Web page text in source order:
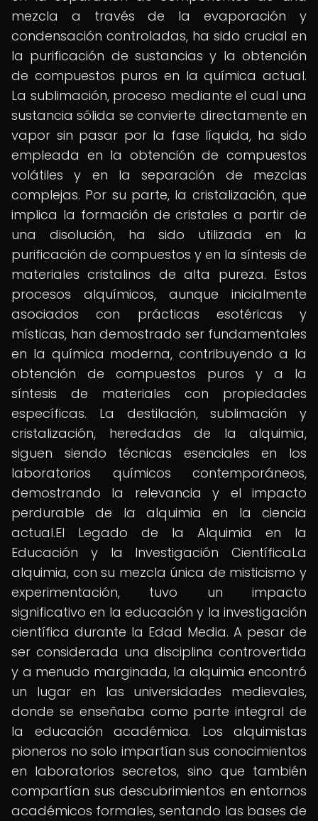
mezcla a través de la evaporación y
condensación controladas, ha sido crucial en
la purificación de sustancias y la obtención
de compuestos puros en la química actual.
La sublimación, proceso mediante el cual una
sustancia sólida se convierte directamente en
vapor sin pasar por la fase líquida, ha sido
empleada en la obtención de compuestos
volátiles y en la separación de mezclas
complejas. Por su parte, la cristalización, que
implica la formación de cristales a partir de
una disolución, ha sido utilizada en la
purificación de compuestos y en la síntesis de
materiales cristalinos de alta pureza. Estos
procesos alquímicos, aunque inicialmente
asociados con prácticas esotéricas y
místicas, han demostrado ser fundamentales
en la química moderna, contribuyendo a la
obtención de compuestos puros y a la
síntesis de materiales con propiedades
específicas. La destilación, sublimación y
cristalización, heredadas de la alquimia,
siguen siendo técnicas esenciales en los
laboratorios químicos contemporáneos,
demostrando la relevancia y el impacto
perdurable de la alquimia en la ciencia
actual.El Legado de la Alquimia en la
Educación y la Investigación CientíficaLa
alquimia, con su mezcla única de misticismo y
experimentación, tuvo un impacto
significativo en la educación y la investigación
científica durante la Edad Media. A pesar de
ser considerada una disciplina controvertida
y a menudo marginada, la alquimia encontró
un lugar en las universidades medievales,
donde se enseñaba como parte integral de
la educación académica. Los alquimistas
pioneros no solo impartían sus conocimientos
en laboratorios secretos, sino que también
compartían sus descubrimientos en entornos
académicos formales, sentando las bases de